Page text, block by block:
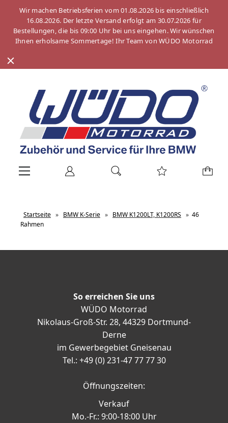
Wir machen Betriebsferien vom 01.08.2026 bis einschließlich
16.08.2026. Der letzte Versand erfolgt am 30.07.2026 für
Bestellungen, die bis 09:00 Uhr bei uns eingehen. Wir wünschen
Ihnen erholsame Sommertage! Ihr Team von WÜDO Motorrad
Startseite » BMW K-Serie » BMW K1200LT, K1200RS » 46
Rahmen
So erreichen Sie uns
WÜDO Motorrad
Nikolaus-Groß-Str. 28, 44329 Dortmund-
Derne
im Gewerbegebiet Gneisenau
Tel.: +49 (0) 231-47 77 77 30
Öffnungszeiten:
Verkauf
Mo.-Fr.: 9:00-18:00 Uhr